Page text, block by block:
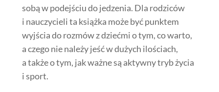
sobą w podejściu do jedzenia. Dla rodziców
i nauczycieli ta książka może być punktem
wyjścia do rozmów z dziećmi o tym, co warto,
a czego nie należy jeść w dużych ilościach,
a także o tym, jak ważne są aktywny tryb życia
i sport.